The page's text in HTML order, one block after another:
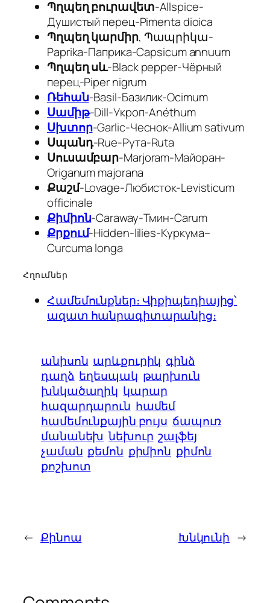
Պղպեղ բուրավետ-Allspice-
Душистый перец-Pimenta dioica
Պղպեղ կարմիր, Պապրիկա-
Paprika-Паприка-Capsicum annuum
Պղպեղ սև-Black pepper-Чёрный
перец-Piper nigrum
Ռեհան-Basil-Базилик-Ocimum
Սամիթ-Dill-Укроп-Anéthum
Սխտոր-Garlic-Чеснок-Allium sativum
Սպանդ-Rue-Рута-Ruta
Սուսամբար-Marjoram-Майоран-
Origanum majorana
Քաշմ-Lovage-Любисток-Levisticum
officinale
Քիմիոն-Caraway-Тмин-Carum
Քրքում-Hidden-lilies-Куркума–
Curcuma longa
Հղումներ
Համեմունքներ։ Վիքիպեդիայից՝
ազատ հանրագիտարանից։
անիսոն արևքուրիկ գինձ
դաղձ եղեսպակ թարխուն
խնկածաղիկ կարար
հազարդարուն համեմ
համեմունքային բույս ճապուռ
մանանեխ նեխուր շալֆեյ
չաման քեմոն քիմիոն քիմոն
քոշխոտ
← Քինոա Խնկունի →